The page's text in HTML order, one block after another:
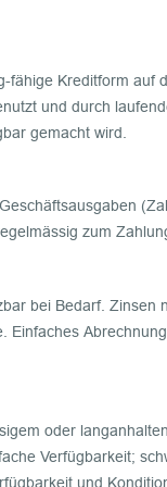
fähige Kreditform auf
und durch
gemacht wird.
zum
bei Bedarf. Zinsen
Einfaches
oder
Verfügbarkeit;
und